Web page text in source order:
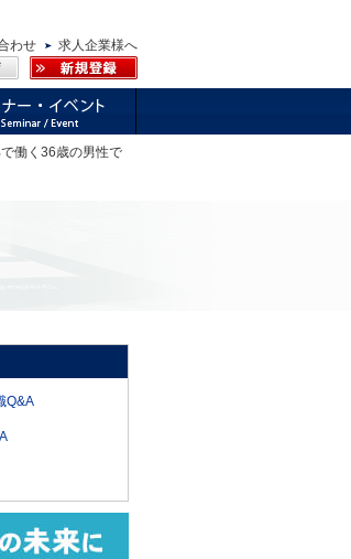
求人企業様へ
わせ
働く36歳の男性で
Q&A